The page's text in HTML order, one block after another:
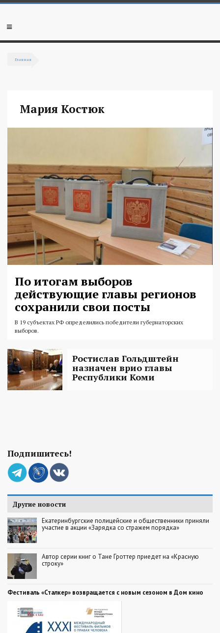
Перейти к основному содержанию
Мобильное
Главная
Мария Костюк
По итогам выборов
действующие главы регионов
сохранили свои посты
В 19 субъектах РФ определились победители губернаторских
выборов.
Ростислав Гольдштейн
назначен врио главы
Республики Коми
Подпишитесь!
Другие новости
Екатеринбургские полицейские и общественники приняли
участие в акции «Зарядка со стражем порядка»
Автор серии книг о Тане Гроттер приедет на «Красную
строку»
Фестиваль «Сталкер» возвращается с новым сезоном в Дом кино